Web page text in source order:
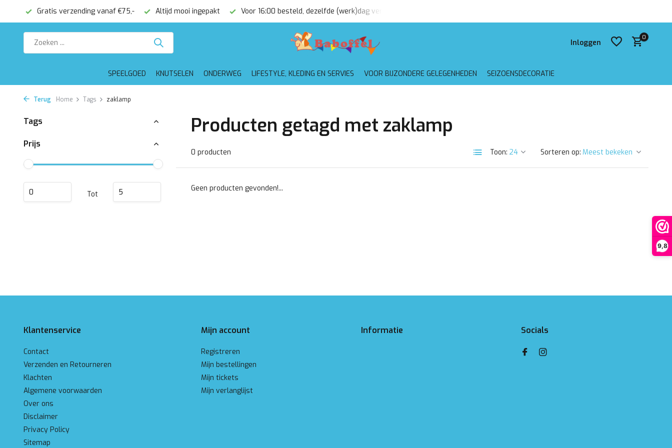
9,8
Gratis verzending vanaf €75,- Altijd mooi ingepakt Voor 16:00 besteld, dezelfde (werk)dag verzonden
Inloggen
0
SPEELGOED KNUTSELEN ONDERWEG LIFESTYLE, KLEDING EN SERVIES VOOR BIJZONDERE GELEGENHEDEN SEIZOENSDECORATIE
Terug Home Tags zaklamp
Tags
Prijs
Tot
Producten getagd met zaklamp
0 producten Toon: Sorteren op:
Geen producten gevonden!...
Klantenservice
Contact
Verzenden en Retourneren
Klachten
Algemene voorwaarden
Over ons
Disclaimer
Privacy Policy
Sitemap
Mijn account
Registreren
Mijn bestellingen
Mijn tickets
Mijn verlanglijst
Informatie Socials